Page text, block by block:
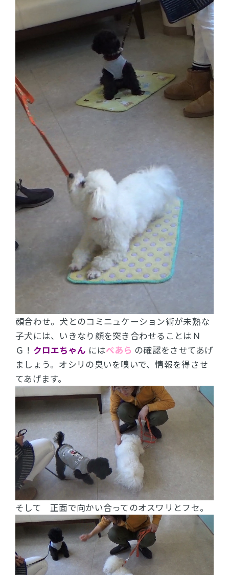
顔合わせ。 犬とのコミニュケーション術が未熟な
子犬には、いきなり顔を突き合わせることはＮ
Ｇ！ クロエちゃん にはぺあら の確認をさせてあげ
ましょう。 オシリの臭いを嗅いで、情報を得させ
てあげます。
そして 正面で向かい合ってのオスワリとフセ。